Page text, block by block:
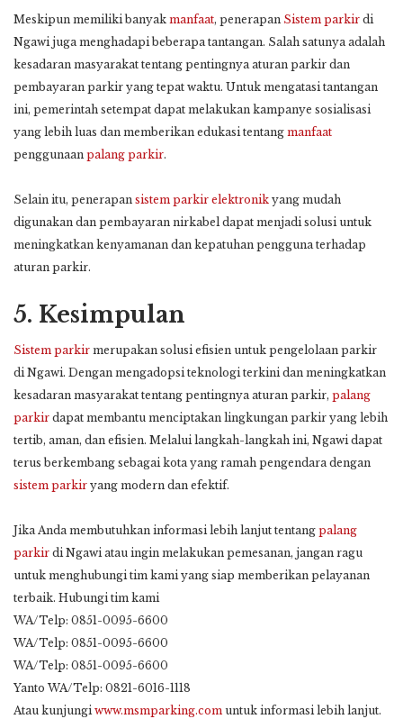
Meskipun memiliki banyak manfaat, penerapan Sistem parkir di
Ngawi juga menghadapi beberapa tantangan. Salah satunya adalah
kesadaran masyarakat tentang pentingnya aturan parkir dan
pembayaran parkir yang tepat waktu. Untuk mengatasi tantangan
ini, pemerintah setempat dapat melakukan kampanye sosialisasi
yang lebih luas dan memberikan edukasi tentang manfaat
penggunaan palang parkir.
Selain itu, penerapan sistem parkir elektronik yang mudah
digunakan dan pembayaran nirkabel dapat menjadi solusi untuk
meningkatkan kenyamanan dan kepatuhan pengguna terhadap
aturan parkir.
5. Kesimpulan
Sistem parkir merupakan solusi efisien untuk pengelolaan parkir
di Ngawi. Dengan mengadopsi teknologi terkini dan meningkatkan
kesadaran masyarakat tentang pentingnya aturan parkir, palang
parkir dapat membantu menciptakan lingkungan parkir yang lebih
tertib, aman, dan efisien. Melalui langkah-langkah ini, Ngawi dapat
terus berkembang sebagai kota yang ramah pengendara dengan
sistem parkir yang modern dan efektif.
Jika Anda membutuhkan informasi lebih lanjut tentang palang
parkir di Ngawi atau ingin melakukan pemesanan, jangan ragu
untuk menghubungi tim kami yang siap memberikan pelayanan
terbaik. Hubungi tim kami
WA/Telp: 0851-0095-6600
WA/Telp: 0851-0095-6600
WA/Telp: 0851-0095-6600
Yanto WA/Telp: 0821-6016-1118
Atau kunjungiwww.msmparking.com untuk informasi lebih lanjut.